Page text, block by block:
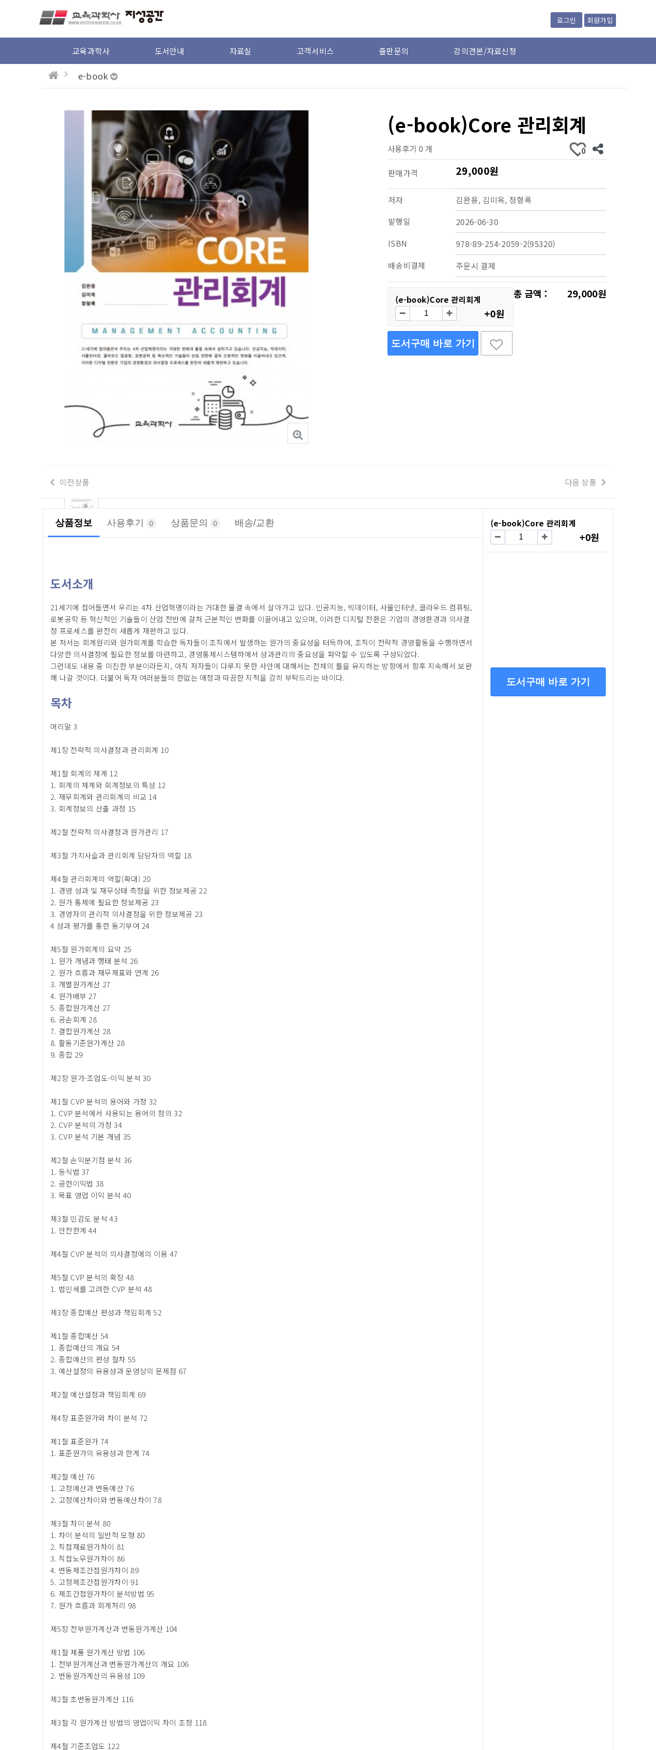
로그인 회원가입
교육과학사 도서안내 자료실 고객서비스 출판문의 강의견본/자료신청
e-book
(e-book)Core 관리회계
사용후기 0 개 0
판매가격 29,000원
저자
김완용, 김미옥, 정형록
발행일
2026-06-30
ISBN
978-89-254-2059-2(95320)
배송비결제
주문시 결제
(e-book)Core 관리회계
+0원
총 금액 : 29,000원
도서구매 바로 가기
이전상품 다음 상품
상품정보 사용후기 0 상품문의 0 배송/교환
도서소개
21세기에 접어들면서 우리는 4차 산업혁명이라는 거대한 물결 속에서 살아가고 있다. 인공지능, 빅데이터, 사물인터넷, 클라우드 컴퓨팅,
로봇공학 등 혁신적인 기술들이 산업 전반에 걸쳐 근본적인 변화를 이끌어내고 있으며, 이러한 디지털 전환은 기업의 경영환경과 의사결
정 프로세스를 완전히 새롭게 재편하고 있다.
본 저서는 회계원리와 원가회계를 학습한 독자들이 조직에서 발생하는 원가의 중요성을 터득하여, 조직이 전략적 경영활동을 수행하면서
다양한 의사결정에 필요한 정보를 마련하고, 경영통제시스템하에서 성과관리의 중요성을 파악할 수 있도록 구성되었다.
그런데도 내용 중 미진한 부분이라든지, 아직 저자들이 다루지 못한 사안에 대해서는 전체의 틀을 유지하는 방향에서 향후 지속해서 보완
해 나갈 것이다. 더불어 독자 여러분들의 한없는 애정과 따끔한 지적을 감히 부탁드리는 바이다.
목차
머리말 3
제1장 전략적 의사결정과 관리회계 10
제1절 회계의 체계 12
1. 회계의 체계와 회계정보의 특성 12
2. 재무회계와 관리회계의 비교 14
3. 회계정보의 산출 과정 15
제2절 전략적 의사결정과 원가관리 17
제3절 가치사슬과 관리회계 담당자의 역할 18
제4절 관리회계의 역할(확대) 20
1. 경영 성과 및 재무상태 측정을 위한 정보제공 22
2. 원가 통제에 필요한 정보제공 23
3. 경영자의 관리적 의사결정을 위한 정보제공 23
4 성과 평가를 통한 동기부여 24
제5절 원가회계의 요약 25
1. 원가 개념과 행태 분석 26
2. 원가 흐름과 재무제표와 연계 26
3. 개별원가계산 27
4. 원가배부 27
5. 종합원가계산 27
6. 공손회계 28
7. 결합원가계산 28
8. 활동기준원가계산 28
9. 종합 29
제2장 원가-조업도-이익 분석 30
제1절 CVP 분석의 용어와 가정 32
1. CVP 분석에서 사용되는 용어의 정의 32
2. CVP 분석의 가정 34
3. CVP 분석 기본 개념 35
제2절 손익분기점 분석 36
1. 등식법 37
2. 공헌이익법 38
3. 목표 영업 이익 분석 40
제3절 민감도 분석 43
1. 안전한계 44
제4절 CVP 분석의 의사결정에의 이용 47
제5절 CVP 분석의 확장 48
1. 법인세를 고려한 CVP 분석 48
제3장 종합예산 편성과 책임회계 52
제1절 종합예산 54
1. 종합예산의 개요 54
2. 종합예산의 편성 절차 55
3. 예산설정의 유용성과 운영상의 문제점 67
제2절 예산설정과 책임회계 69
제4장 표준원가와 차이 분석 72
제1절 표준원가 74
1. 표준원가의 유용성과 한계 74
제2절 예산 76
1. 고정예산과 변동예산 76
2. 고정예산차이와 변동예산차이 78
제3절 차이 분석 80
1. 차이 분석의 일반적 모형 80
2. 직접재료원가차이 81
3. 직접노무원가차이 86
4. 변동제조간접원가차이 89
5. 고정제조간접원가차이 91
6. 제조간접원가차이 분석방법 95
7. 원가 흐름과 회계처리 98
제5장 전부원가계산과 변동원가계산 104
제1절 제품 원가계산 방법 106
1. 전부원가계산과 변동원가계산의 개요 106
2. 변동원가계산의 유용성 109
제2절 초변동원가계산 116
제3절 각 원가계산 방법의 영업이익 차이 조정 118
제4절 기준조업도 122
(e-book)Core 관리회계
+0원
도서구매 바로 가기